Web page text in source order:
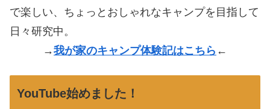
で楽しい、ちょっとおしゃれなキャンプを目指して
日々研究中。
→我が家のキャンプ体験記はこちら ←
YouTube始めました！